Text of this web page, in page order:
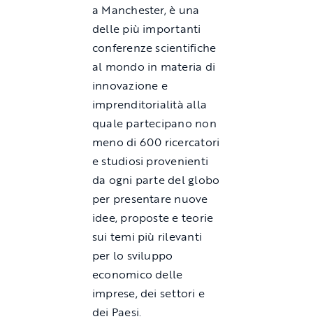
a Manchester, è una
delle più importanti
conferenze scientifiche
al mondo in materia di
innovazione e
imprenditorialità alla
quale partecipano non
meno di 600 ricercatori
e studiosi provenienti
da ogni parte del globo
per presentare nuove
idee, proposte e teorie
sui temi più rilevanti
per lo sviluppo
economico delle
imprese, dei settori e
dei Paesi.